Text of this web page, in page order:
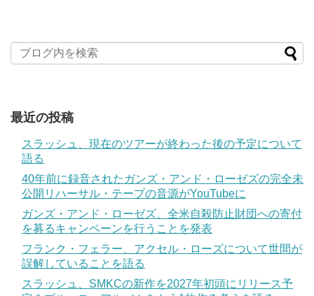
最近の投稿
スラッシュ、現在のツアーが終わった後の予定について
語る
40年前に録音されたガンズ・アンド・ローゼズの完全未
公開リハーサル・テープの音源がYouTubeに
ガンズ・アンド・ローゼズ、全米自殺防止財団への寄付
を募るキャンペーンを行うことを発表
フランク・フェラー、アクセル・ローズについて世間が
誤解していることを語る
スラッシュ、SMKCの新作を2027年初頭にリリース予